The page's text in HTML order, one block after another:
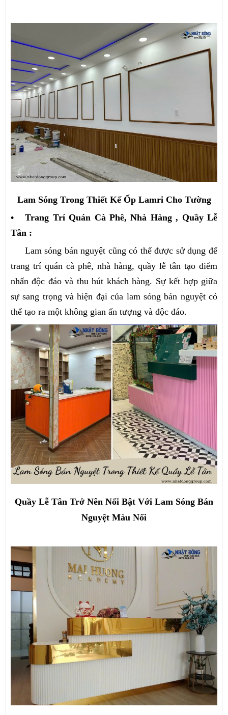
Lam Sóng Trong Thiết Kế Ốp Lamri Cho Tường
• Trang Trí Quán Cà Phê, Nhà Hàng , Quầy Lễ
Tân :
Lam sóng bán nguyệt cũng có thể được sử dụng để
trang trí quán cà phê, nhà hàng, quầy lễ tân tạo điểm
nhấn độc đáo và thu hút khách hàng. Sự kết hợp giữa
sự sang trọng và hiện đại của lam sóng bán nguyệt có
thể tạo ra một không gian ấn tượng và độc đáo.
Quầy Lễ Tân Trở Nên Nổi Bật Với Lam Sóng Bán
Nguyệt Màu Nổi